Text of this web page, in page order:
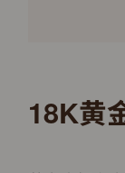
18K黄